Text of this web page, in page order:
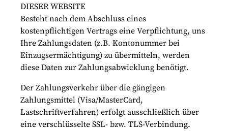
DIESER WEBSITE
Besteht nach dem Abschluss eines
kostenpflichtigen Vertrags eine Verpflichtung, uns
Ihre Zahlungsdaten (z.B. Kontonummer bei
Einzugsermächtigung) zu übermitteln, werden
diese Daten zur Zahlungsabwicklung benötigt.
Der Zahlungsverkehr über die gängigen
Zahlungsmittel (Visa/MasterCard,
Lastschriftverfahren) erfolgt ausschließlich über
eine verschlüsselte SSL- bzw. TLS-Verbindung.